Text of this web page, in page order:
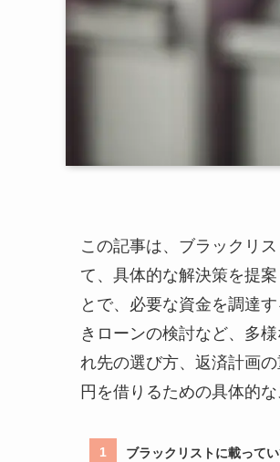
この記事は、ブラックリ
て、具体的な解決策を提
とで、必要な資金を調達
きローンの検討など、多
れ先の選び方、返済計画
円を借りるための具体的
ブラックリストに載って